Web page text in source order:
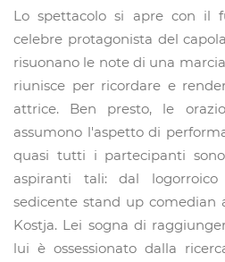
Lo spettacolo si apre con il
celebre protagonista del
risuonano le note di una
riunisce per ricordare e
attrice. Ben presto, le
assumono l'aspetto di
quasi tutti i partecipanti
aspiranti tali: dal logorroico
sedicente stand up comedian
Kostja. Lei sogna di
lui è ossessionato dalla